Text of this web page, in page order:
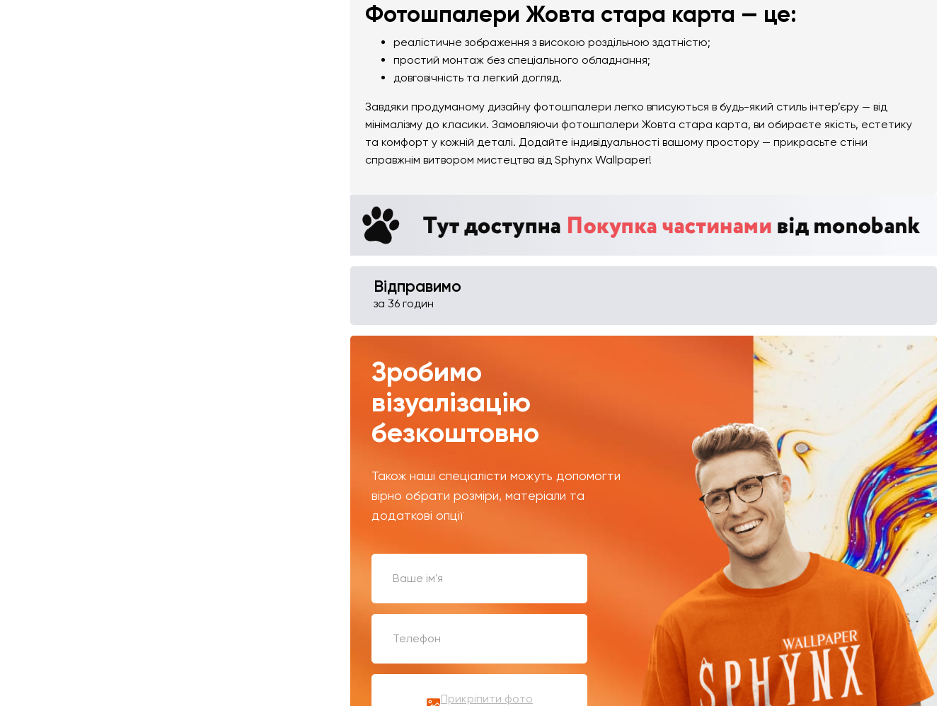
Фотошпалери Жовта стара карта — це:
реалістичне зображення з високою роздільною здатністю;
простий монтаж без спеціального обладнання;
довговічність та легкий догляд.
Завдяки продуманому дизайну фотошпалери легко вписуються в будь-який стиль інтер’єру — від
мінімалізму до класики. Замовляючи фотошпалери Жовта стара карта, ви обираєте якість, естетику
та комфорт у кожній деталі. Додайте індивідуальності вашому простору — прикрасьте стіни
справжнім витвором мистецтва від Sphynx Wallpaper!
Відправимо
за 36 годин
Зробимо
візуалізацію
безкоштовно
Також наші спеціалісти можуть допомогти
вірно обрати розміри, матеріали та
додаткові опції
Прикріпити фото